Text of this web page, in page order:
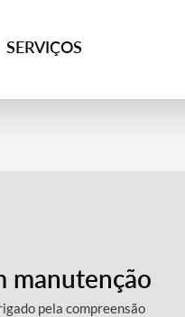
SERVIÇOS
manutenção
pela compreensão